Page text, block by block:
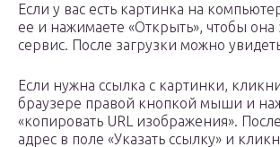
Если у вас есть картинка на
ее и нажимаете «Открыть», чтобы она
сервис. После загрузки можно
Если нужна ссылка с картинки,
браузере правой кнопкой мыши и
«копировать URL изображения». После
адрес в поле «Указать ссылку» и